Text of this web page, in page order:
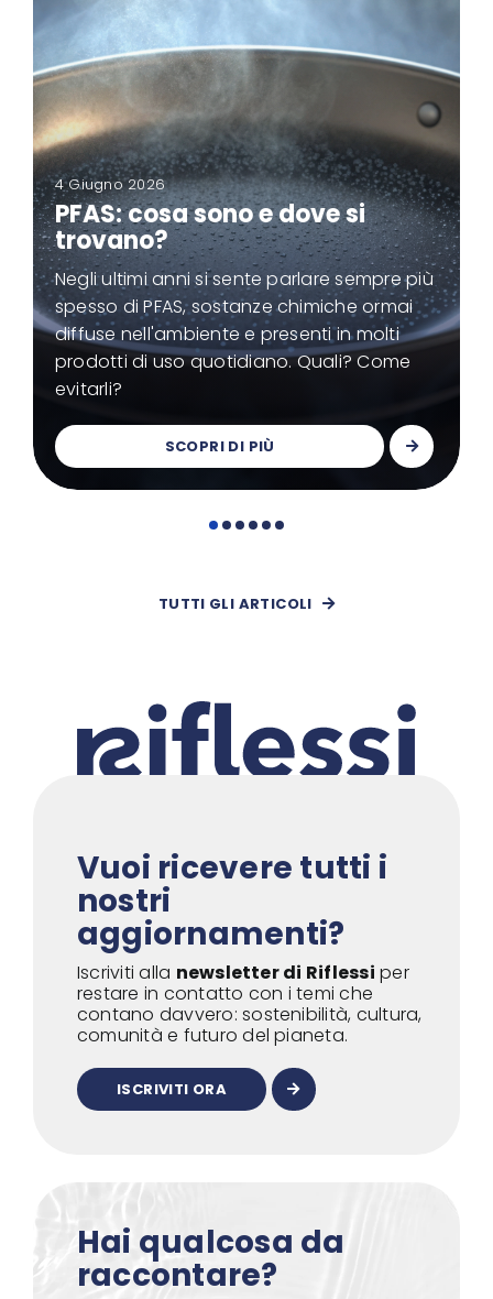
4 Giugno 2026
PFAS: cosa sono e dove si
trovano?
Negli ultimi anni si sente parlare sempre più
spesso di PFAS, sostanze chimiche ormai
diffuse nell'ambiente e presenti in molti
prodotti di uso quotidiano. Quali? Come
evitarli?
SCOPRI DI PIÙ
TUTTI GLI ARTICOLI
Vuoi ricevere tutti i
nostri
aggiornamenti?
Iscriviti alla newsletter di Riflessi per
restare in contatto con i temi che
contano davvero: sostenibilità, cultura,
comunità e futuro del pianeta.
ISCRIVITI ORA
Hai qualcosa da
raccontare?